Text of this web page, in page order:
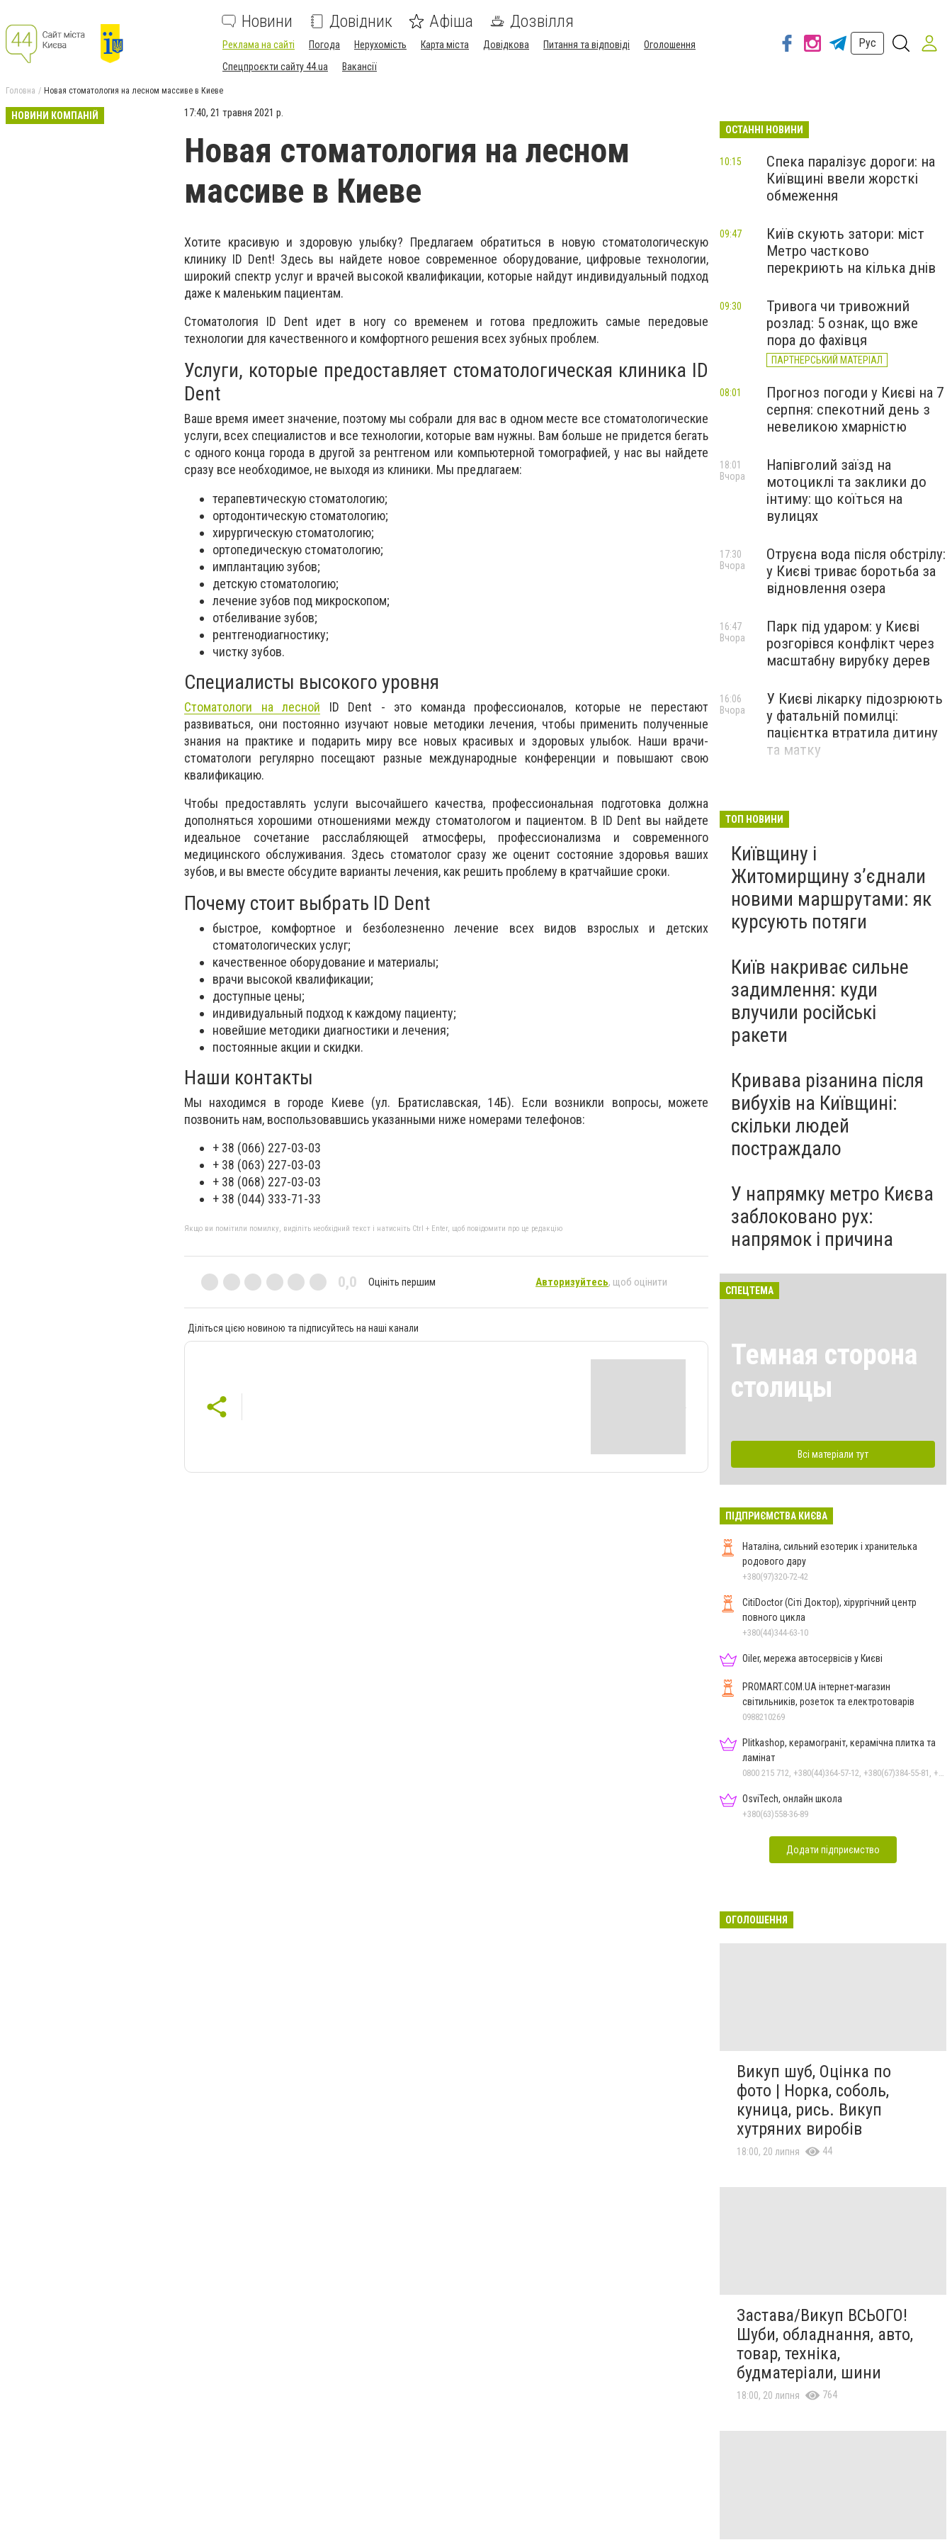
Новини Довідник Афіша Дозвілля
Реклама на сайті Погода Нерухомість Карта міста Довідкова Питання та відповіді
Оголошення
Спецпроєкти сайту 44.ua
Вакансії
Рус
Головна Новая стоматология на лесном массиве в Киеве
НОВИНИ КОМПАНІЙ 17:40, 21 травня 2021 р.
Новая стоматология на лесном
массиве в Киеве
Хотите красивую и здоровую улыбку? Предлагаем обратиться в новую стоматологическую
клинику ID Dent! Здесь вы найдете новое современное оборудование, цифровые технологии,
широкий спектр услуг и врачей высокой квалификации, которые найдут индивидуальный подход
даже к маленьким пациентам.
Стоматология ID Dent идет в ногу со временем и готова предложить самые передовые
технологии для качественного и комфортного решения всех зубных проблем.
Услуги, которые предоставляет стоматологическая клиника ID
Dent
Ваше время имеет значение, поэтому мы собрали для вас в одном месте все стоматологические
услуги, всех специалистов и все технологии, которые вам нужны. Вам больше не придется бегать
с одного конца города в другой за рентгеном или компьютерной томографией, у нас вы найдете
сразу все необходимое, не выходя из клиники. Мы предлагаем:
терапевтическую стоматологию;
ортодонтическую стоматологию;
хирургическую стоматологию;
ортопедическую стоматологию;
имплантацию зубов;
детскую стоматологию;
лечение зубов под микроскопом;
отбеливание зубов;
рентгенодиагностику;
чистку зубов.
Специалисты высокого уровня
Стоматологи на лесной ID Dent - это команда профессионалов, которые не перестают
развиваться, они постоянно изучают новые методики лечения, чтобы применить полученные
знания на практике и подарить миру все новых красивых и здоровых улыбок. Наши врачи-
стоматологи регулярно посещают разные международные конференции и повышают свою
квалификацию.
Чтобы предоставлять услуги высочайшего качества, профессиональная подготовка должна
дополняться хорошими отношениями между стоматологом и пациентом. В ID Dent вы найдете
идеальное сочетание расслабляющей атмосферы, профессионализма и современного
медицинского обслуживания. Здесь стоматолог сразу же оценит состояние здоровья ваших
зубов, и вы вместе обсудите варианты лечения, как решить проблему в кратчайшие сроки.
Почему стоит выбрать ID Dent
быстрое, комфортное и безболезненно лечение всех видов взрослых и детских
стоматологических услуг;
качественное оборудование и материалы;
врачи высокой квалификации;
доступные цены;
индивидуальный подход к каждому пациенту;
новейшие методики диагностики и лечения;
постоянные акции и скидки.
Наши контакты
Мы находимся в городе Киеве (ул. Братиславская, 14Б). Если возникли вопросы, можете
позвонить нам, воспользовавшись указанными ниже номерами телефонов:
+ 38 (066) 227-03-03
+ 38 (063) 227-03-03
+ 38 (068) 227-03-03
+ 38 (044) 333-71-33
Якщо ви помітили помилку, виділіть необхідний текст і натисніть Ctrl + Enter, щоб повідомити про це редакцію
0,0 Оцініть першим Авторизуйтесь, щоб оцінити
Діліться цією новиною та підписуйтесь на наші канали
ОСТАННІ НОВИНИ
Спека паралізує дороги: на
Київщині ввели жорсткі
обмеження
10:15
Київ скують затори: міст
Метро частково
перекриють на кілька днів
09:47
Тривога чи тривожний
розлад: 5 ознак, що вже
пора до фахівця
ПАРТНЕРСЬКИЙ МАТЕРІАЛ
09:30
Прогноз погоди у Києві на 7
серпня: спекотний день з
невеликою хмарністю
08:01
Напівголий заїзд на
мотоциклі та заклики до
інтиму: що коїться на
вулицях
18:01
Вчора
Отруєна вода після обстрілу:
у Києві триває боротьба за
відновлення озера
17:30
Вчора
Парк під ударом: у Києві
розгорівся конфлікт через
масштабну вирубку дерев
16:47
Вчора
У Києві лікарку підозрюють
у фатальній помилці:
пацієнтка втратила дитину
та матку
16:06
Вчора
ТОП НОВИНИ
Київщину і
Житомирщину з’єднали
новими маршрутами: як
курсують потяги
Київ накриває сильне
задимлення: куди
влучили російські
ракети
Кривава різанина після
вибухів на Київщині:
скільки людей
постраждало
У напрямку метро Києва
заблоковано рух:
напрямок і причина
СПЕЦТЕМА
Темная сторона
столицы
Всі матеріали тут
ПІДПРИЄМСТВА КИЄВА
Наталіна, сильний езотерик і хранителька
родового дару
+380(97)320-72-42
CitiDoctor (Сіті Доктор), хірургічний центр
повного цикла
+380(44)344-63-10
Oiler, мережа автосервісів у Києві
PROMART.COM.UA інтернет-магазин
cвітильників, розеток та електротоварів
0988210269
Plitkashop, керамограніт, керамічна плитка та
ламінат
OsviTech, онлайн школа
+380(63)558-36-89
Додати підприємство
ОГОЛОШЕННЯ
Викуп шуб, Оцінка по
фото | Норка, соболь,
куница, рись. Викуп
хутряних виробів
18:00, 20 липня 44
Застава/Викуп ВСЬОГО!
Шуби, обладнання, авто,
товар, техніка,
будматеріали, шини
18:00, 20 липня 764